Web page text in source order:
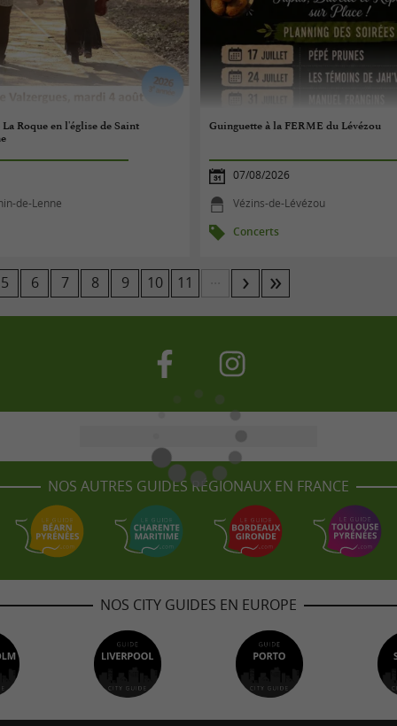
Roque en l'église de Saint
de-Lenne
Guinguette à la FERME du Lévézou
07/08/2026
Vézins-de-Lévézou
Concerts
5 6 7 8 9 10 11
NOS AUTRES GUIDES RÉGIONAUX EN FRANCE
NOS CITY GUIDES EN EUROPE